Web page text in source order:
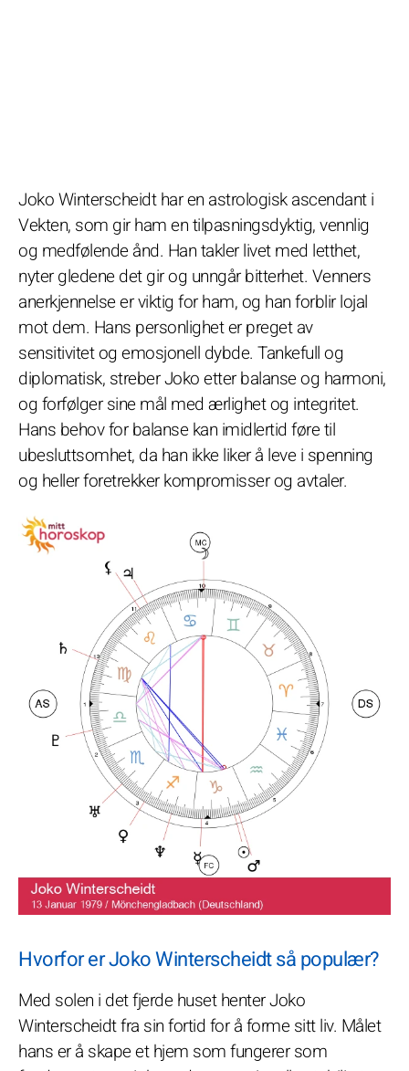
Joko Winterscheidt har en astrologisk ascendant i
Vekten, som gir ham en tilpasningsdyktig, vennlig
og medfølende ånd. Han takler livet med letthet,
nyter gledene det gir og unngår bitterhet. Venners
anerkjennelse er viktig for ham, og han forblir lojal
mot dem. Hans personlighet er preget av
sensitivitet og emosjonell dybde. Tankefull og
diplomatisk, streber Joko etter balanse og harmoni,
og forfølger sine mål med ærlighet og integritet.
Hans behov for balanse kan imidlertid føre til
ubesluttsomhet, da han ikke liker å leve i spenning
og heller foretrekker kompromisser og avtaler.
Hvorfor er Joko Winterscheidt så populær?
Med solen i det fjerde huset henter Joko
Winterscheidt fra sin fortid for å forme sitt liv. Målet
hans er å skape et hjem som fungerer som